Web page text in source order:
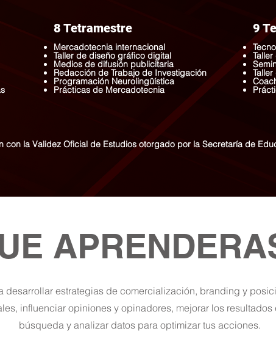
8 Tetramestre
Mercadotecnia internacional
Taller de diseño gráfico digital
Medios de difusión publicitaria
Redacción de Trabajo de Investigación
Programación Neurolingüística
Prácticas de Mercadotecnia
9
con la Validez Oficial de Estudios otorgado por la Secretaría de
desarrollar estrategias de comercialización, branding y
influenciar opiniones y opinadores, mejorar los resultados
búsqueda y analizar datos para optimizar tus acciones.